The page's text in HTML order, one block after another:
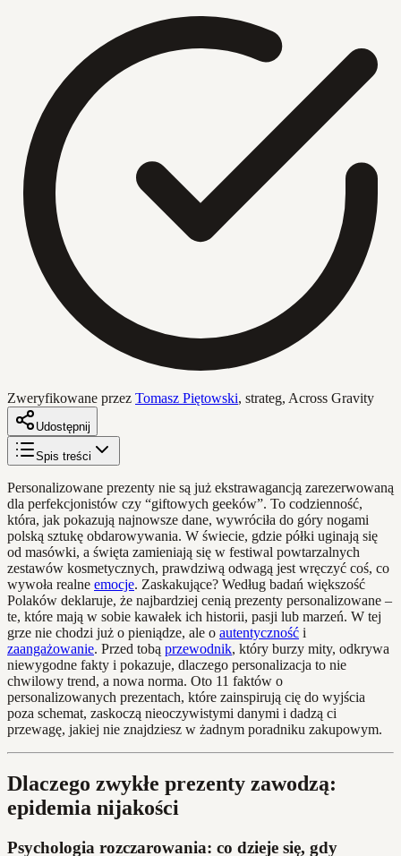
Zweryfikowane przez Tomasz Piętowski, strateg, Across Gravity
Udostępnij
Spis treści
Personalizowane prezenty nie są już ekstrawagancją zarezerwowaną
dla perfekcjonistów czy “giftowych geeków”. To codzienność,
która, jak pokazują najnowsze dane, wywróciła do góry nogami
polską sztukę obdarowywania. W świecie, gdzie półki uginają się
od masówki, a święta zamieniają się w festiwal powtarzalnych
zestawów kosmetycznych, prawdziwą odwagą jest wręczyć coś, co
wywoła realne emocje. Zaskakujące? Według badań większość
Polaków deklaruje, że najbardziej cenią prezenty personalizowane –
te, które mają w sobie kawałek ich historii, pasji lub marzeń. W tej
grze nie chodzi już o pieniądze, ale o autentyczność i
zaangażowanie. Przed tobą przewodnik, który burzy mity, odkrywa
niewygodne fakty i pokazuje, dlaczego personalizacja to nie
chwilowy trend, a nowa norma. Oto 11 faktów o
personalizowanych prezentach, które zainspirują cię do wyjścia
poza schemat, zaskoczą nieoczywistymi danymi i dadzą ci
przewagę, jakiej nie znajdziesz w żadnym poradniku zakupowym.
Dlaczego zwykłe prezenty zawodzą:
epidemia nijakości
Psychologia rozczarowania: co dzieje się, gdy